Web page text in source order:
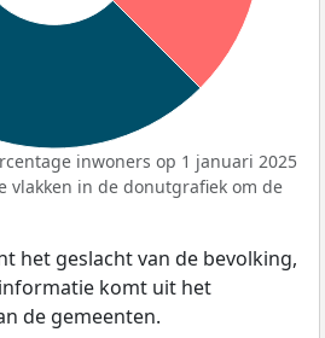
inwoners op 1 januari 2025
vlakken in de donutgrafiek om de
het geslacht van de bevolking,
komt uit het
de gemeenten.